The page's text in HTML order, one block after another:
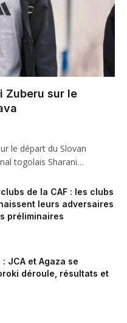
Zuberu sur le
le départ du Slovan
togolais Sharani…
de la CAF : les clubs
leurs adversaires
préliminaires
JCA et Agaza se
déroule, résultats et